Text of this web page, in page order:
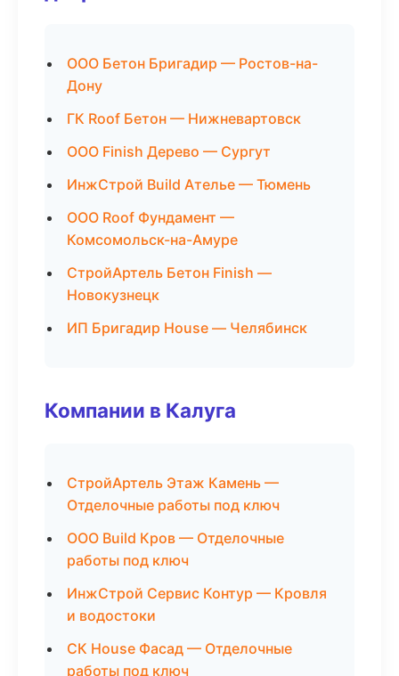
ООО Бетон Бригадир — Ростов-на-
Дону
ГК Roof Бетон — Нижневартовск
ООО Finish Дерево — Сургут
ИнжСтрой Build Ателье — Тюмень
ООО Roof Фундамент —
Комсомольск-на-Амуре
СтройАртель Бетон Finish —
Новокузнецк
ИП Бригадир House — Челябинск
Компании в Калуга
СтройАртель Этаж Камень —
Отделочные работы под ключ
ООО Build Кров — Отделочные
работы под ключ
ИнжСтрой Сервис Контур — Кровля
и водостоки
СК House Фасад — Отделочные
работы под ключ